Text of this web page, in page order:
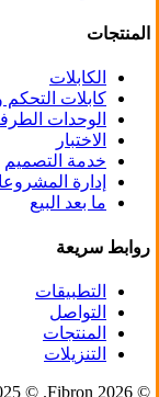
المنتجات
الكابلات
كابلات التحكم
الوحدات
الاختبار
خدمة التصميم
إدارة
ما بعد البيع
روابط سريعة
التطبيقات
التواصل
المنتجات
التنزيلات